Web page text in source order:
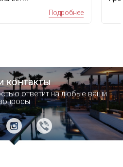
Подробнее
контакты
ответит на любые ваши